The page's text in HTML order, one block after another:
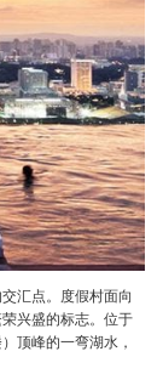
汇点。度假村面向
兴盛的标志。位于
顶峰的一弯湖水，